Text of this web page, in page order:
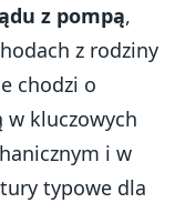
z pompą,
z rodziny
chodzi o
kluczowych
i w
typowe dla